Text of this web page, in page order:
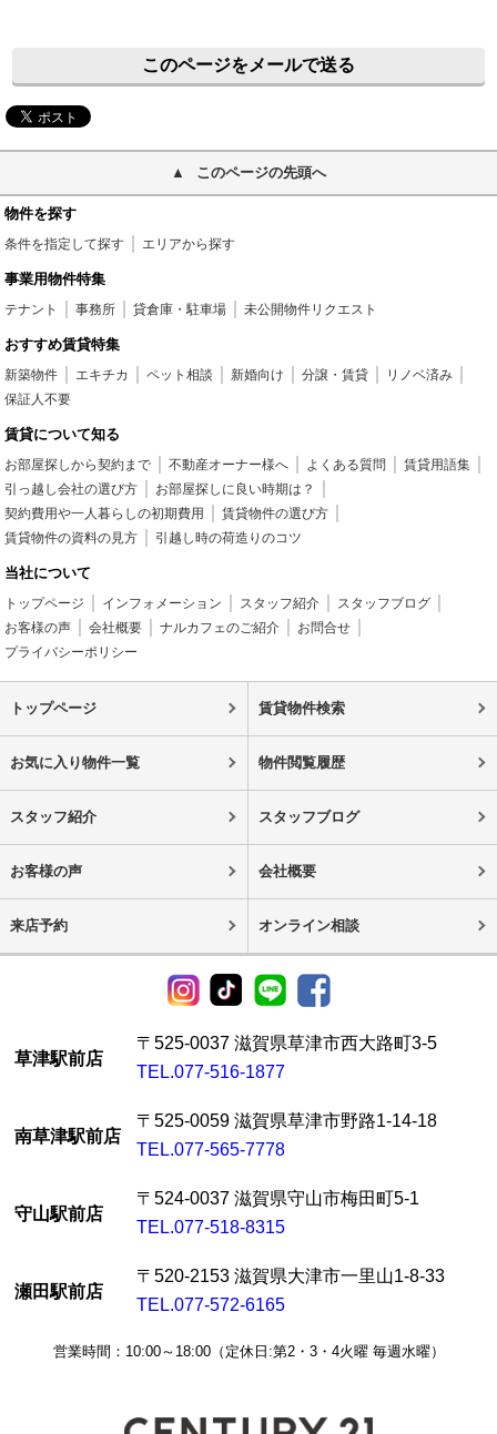
このページをメールで送る
このページの先頭へ
物件を探す
条件を指定して探す エリアから探す
事業用物件特集
テナント 事務所 貸倉庫・駐車場 未公開物件リクエスト
おすすめ賃貸特集
新築物件 エキチカ ペット相談 新婚向け 分譲・賃貸
リノベ済み
保証人不要
賃貸について知る
お部屋探しから契約まで 不動産オーナー様へ よくある質問
賃貸用語集
引っ越し会社の選び方
お部屋探しに良い時期は？
契約費用や一人暮らしの初期費用
賃貸物件の選び方
賃貸物件の資料の見方
引越し時の荷造りのコツ
当社について
トップページ インフォメーション スタッフ紹介
スタッフブログ
お客様の声
会社概要 ナルカフェのご紹介
お問合せ
プライバシーポリシー
トップページ 賃貸物件検索
お気に入り物件一覧 物件閲覧履歴
スタッフ紹介 スタッフブログ
お客様の声 会社概要
来店予約 オンライン相談
草津駅前店
〒525-0037 滋賀県草津市西大路町3-5
TEL.077-516-1877
南草津駅前店
〒525-0059 滋賀県草津市野路1-14-18
TEL.077-565-7778
守山駅前店
〒524-0037 滋賀県守山市梅田町5-1
TEL.077-518-8315
瀬田駅前店
〒520-2153 滋賀県大津市一里山1-8-33
TEL.077-572-6165
営業時間：10:00～18:00（定休日:第2・3・4火曜 毎週水曜）